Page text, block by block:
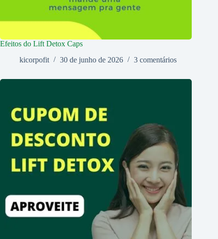
Efeitos do Lift Detox Caps
kicorpofit
30 de junho de 2026 3 comentários